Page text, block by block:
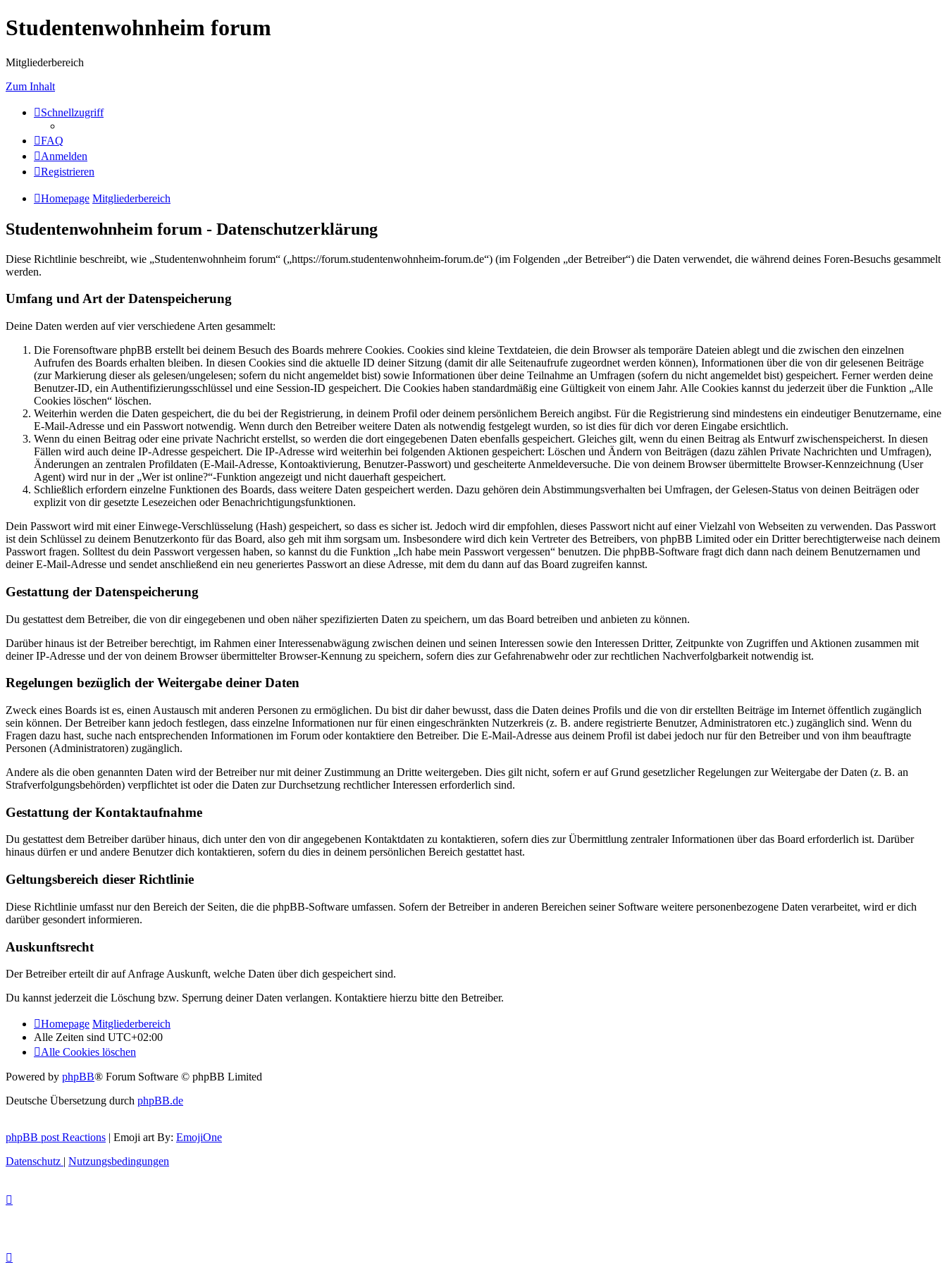
Studentenwohnheim forum
Mitgliederbereich
Zum Inhalt
Schnellzugriff
FAQ
Anmelden
Registrieren
Homepage Mitgliederbereich
Studentenwohnheim forum - Datenschutzerklärung
Diese Richtlinie beschreibt, wie „Studentenwohnheim forum“ („https://forum.studentenwohnheim-forum.de“) (im Folgenden „der Betreiber“) die Daten verwendet, die während deines Foren-Besuchs gesammelt
werden.
Umfang und Art der Datenspeicherung
Deine Daten werden auf vier verschiedene Arten gesammelt:
Die Forensoftware phpBB erstellt bei deinem Besuch des Boards mehrere Cookies. Cookies sind kleine Textdateien, die dein Browser als temporäre Dateien ablegt und die zwischen den einzelnen
Aufrufen des Boards erhalten bleiben. In diesen Cookies sind die aktuelle ID deiner Sitzung (damit dir alle Seitenaufrufe zugeordnet werden können), Informationen über die von dir gelesenen Beiträge
(zur Markierung dieser als gelesen/ungelesen; sofern du nicht angemeldet bist) sowie Informationen über deine Teilnahme an Umfragen (sofern du nicht angemeldet bist) gespeichert. Ferner werden deine
Benutzer-ID, ein Authentifizierungsschlüssel und eine Session-ID gespeichert. Die Cookies haben standardmäßig eine Gültigkeit von einem Jahr. Alle Cookies kannst du jederzeit über die Funktion „Alle
Cookies löschen“ löschen.
Weiterhin werden die Daten gespeichert, die du bei der Registrierung, in deinem Profil oder deinem persönlichem Bereich angibst. Für die Registrierung sind mindestens ein eindeutiger Benutzername, eine
E-Mail-Adresse und ein Passwort notwendig. Wenn durch den Betreiber weitere Daten als notwendig festgelegt wurden, so ist dies für dich vor deren Eingabe ersichtlich.
Wenn du einen Beitrag oder eine private Nachricht erstellst, so werden die dort eingegebenen Daten ebenfalls gespeichert. Gleiches gilt, wenn du einen Beitrag als Entwurf zwischenspeicherst. In diesen
Fällen wird auch deine IP-Adresse gespeichert. Die IP-Adresse wird weiterhin bei folgenden Aktionen gespeichert: Löschen und Ändern von Beiträgen (dazu zählen Private Nachrichten und Umfragen),
Änderungen an zentralen Profildaten (E-Mail-Adresse, Kontoaktivierung, Benutzer-Passwort) und gescheiterte Anmeldeversuche. Die von deinem Browser übermittelte Browser-Kennzeichnung (User
Agent) wird nur in der „Wer ist online?“-Funktion angezeigt und nicht dauerhaft gespeichert.
Schließlich erfordern einzelne Funktionen des Boards, dass weitere Daten gespeichert werden. Dazu gehören dein Abstimmungsverhalten bei Umfragen, der Gelesen-Status von deinen Beiträgen oder
explizit von dir gesetzte Lesezeichen oder Benachrichtigungsfunktionen.
Dein Passwort wird mit einer Einwege-Verschlüsselung (Hash) gespeichert, so dass es sicher ist. Jedoch wird dir empfohlen, dieses Passwort nicht auf einer Vielzahl von Webseiten zu verwenden. Das Passwort
ist dein Schlüssel zu deinem Benutzerkonto für das Board, also geh mit ihm sorgsam um. Insbesondere wird dich kein Vertreter des Betreibers, von phpBB Limited oder ein Dritter berechtigterweise nach deinem
Passwort fragen. Solltest du dein Passwort vergessen haben, so kannst du die Funktion „Ich habe mein Passwort vergessen“ benutzen. Die phpBB-Software fragt dich dann nach deinem Benutzernamen und
deiner E-Mail-Adresse und sendet anschließend ein neu generiertes Passwort an diese Adresse, mit dem du dann auf das Board zugreifen kannst.
Gestattung der Datenspeicherung
Du gestattest dem Betreiber, die von dir eingegebenen und oben näher spezifizierten Daten zu speichern, um das Board betreiben und anbieten zu können.
Darüber hinaus ist der Betreiber berechtigt, im Rahmen einer Interessenabwägung zwischen deinen und seinen Interessen sowie den Interessen Dritter, Zeitpunkte von Zugriffen und Aktionen zusammen mit
deiner IP-Adresse und der von deinem Browser übermittelter Browser-Kennung zu speichern, sofern dies zur Gefahrenabwehr oder zur rechtlichen Nachverfolgbarkeit notwendig ist.
Regelungen bezüglich der Weitergabe deiner Daten
Zweck eines Boards ist es, einen Austausch mit anderen Personen zu ermöglichen. Du bist dir daher bewusst, dass die Daten deines Profils und die von dir erstellten Beiträge im Internet öffentlich zugänglich
sein können. Der Betreiber kann jedoch festlegen, dass einzelne Informationen nur für einen eingeschränkten Nutzerkreis (z. B. andere registrierte Benutzer, Administratoren etc.) zugänglich sind. Wenn du
Fragen dazu hast, suche nach entsprechenden Informationen im Forum oder kontaktiere den Betreiber. Die E-Mail-Adresse aus deinem Profil ist dabei jedoch nur für den Betreiber und von ihm beauftragte
Personen (Administratoren) zugänglich.
Andere als die oben genannten Daten wird der Betreiber nur mit deiner Zustimmung an Dritte weitergeben. Dies gilt nicht, sofern er auf Grund gesetzlicher Regelungen zur Weitergabe der Daten (z. B. an
Strafverfolgungsbehörden) verpflichtet ist oder die Daten zur Durchsetzung rechtlicher Interessen erforderlich sind.
Gestattung der Kontaktaufnahme
Du gestattest dem Betreiber darüber hinaus, dich unter den von dir angegebenen Kontaktdaten zu kontaktieren, sofern dies zur Übermittlung zentraler Informationen über das Board erforderlich ist. Darüber
hinaus dürfen er und andere Benutzer dich kontaktieren, sofern du dies in deinem persönlichen Bereich gestattet hast.
Geltungsbereich dieser Richtlinie
Diese Richtlinie umfasst nur den Bereich der Seiten, die die phpBB-Software umfassen. Sofern der Betreiber in anderen Bereichen seiner Software weitere personenbezogene Daten verarbeitet, wird er dich
darüber gesondert informieren.
Auskunftsrecht
Der Betreiber erteilt dir auf Anfrage Auskunft, welche Daten über dich gespeichert sind.
Du kannst jederzeit die Löschung bzw. Sperrung deiner Daten verlangen. Kontaktiere hierzu bitte den Betreiber.
Homepage Mitgliederbereich
Alle Zeiten sind UTC+02:00
Alle Cookies löschen
Powered by phpBB® Forum Software © phpBB Limited
Deutsche Übersetzung durch phpBB.de
phpBB post Reactions | Emoji art By: EmojiOne
Datenschutz | Nutzungsbedingungen